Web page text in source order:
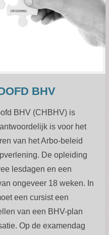
BHV
BHV (CHBHV) is
is voor het
van het Arbo-beleid
De opleiding
lesdagen en een
ongeveer 18 weken. In
een cursist een
van een BHV-plan
Op de examendag